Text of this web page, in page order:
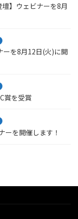
壇】ウェビナーを8月
ーを8月12日(火)に開
賞を受賞
ーを開催します！